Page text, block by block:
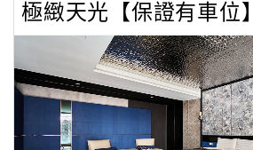
聯
線
極緻天光【保證有車位】